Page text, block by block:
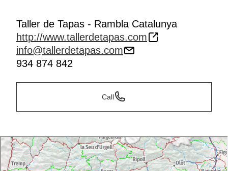
Taller de Tapas - Rambla Catalunya
http://www.tallerdetapas.com
info@tallerdetapas.com
934 874 842
Call